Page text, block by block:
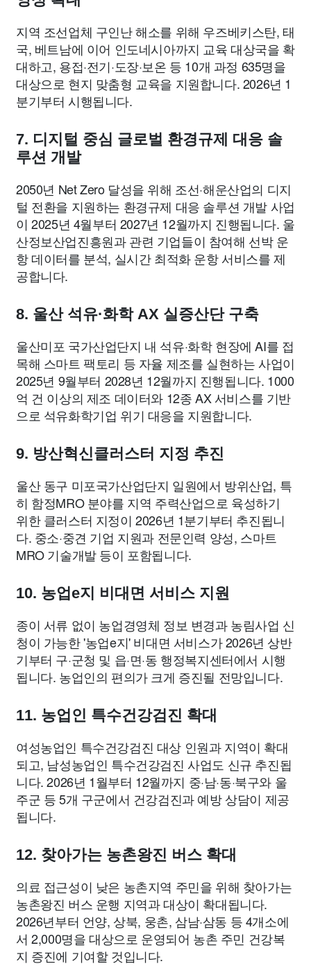
지역 조선업체 구인난 해소를 위해 우즈베키스탄, 태
국, 베트남에 이어 인도네시아까지 교육 대상국을 확
대하고, 용접·전기·도장·보온 등 10개 과정 635명을
대상으로 현지 맞춤형 교육을 지원합니다. 2026년 1
분기부터 시행됩니다.
7. 디지털 중심 글로벌 환경규제 대응 솔
루션 개발
2050년 Net Zero 달성을 위해 조선·해운산업의 디지
털 전환을 지원하는 환경규제 대응 솔루션 개발 사업
이 2025년 4월부터 2027년 12월까지 진행됩니다. 울
산정보산업진흥원과 관련 기업들이 참여해 선박 운
항 데이터를 분석, 실시간 최적화 운항 서비스를 제
공합니다.
8. 울산 석유·화학 AX 실증산단 구축
울산미포 국가산업단지 내 석유·화학 현장에 AI를 접
목해 스마트 팩토리 등 자율 제조를 실현하는 사업이
2025년 9월부터 2028년 12월까지 진행됩니다. 1000
억 건 이상의 제조 데이터와 12종 AX 서비스를 기반
으로 석유화학기업 위기 대응을 지원합니다.
9. 방산혁신클러스터 지정 추진
울산 동구 미포국가산업단지 일원에서 방위산업, 특
히 함정MRO 분야를 지역 주력산업으로 육성하기
위한 클러스터 지정이 2026년 1분기부터 추진됩니
다. 중소·중견 기업 지원과 전문인력 양성, 스마트
MRO 기술개발 등이 포함됩니다.
10. 농업e지 비대면 서비스 지원
종이 서류 없이 농업경영체 정보 변경과 농림사업 신
청이 가능한 '농업e지' 비대면 서비스가 2026년 상반
기부터 구·군청 및 읍·면·동 행정복지센터에서 시행
됩니다. 농업인의 편의가 크게 증진될 전망입니다.
11. 농업인 특수건강검진 확대
여성농업인 특수건강검진 대상 인원과 지역이 확대
되고, 남성농업인 특수건강검진 사업도 신규 추진됩
니다. 2026년 1월부터 12월까지 중·남·동·북구와 울
주군 등 5개 구군에서 건강검진과 예방 상담이 제공
됩니다.
12. 찾아가는 농촌왕진 버스 확대
의료 접근성이 낮은 농촌지역 주민을 위해 찾아가는
농촌왕진 버스 운행 지역과 대상이 확대됩니다.
2026년부터 언양, 상북, 웅촌, 삼남·삼동 등 4개소에
서 2,000명을 대상으로 운영되어 농촌 주민 건강복
지 증진에 기여할 것입니다.